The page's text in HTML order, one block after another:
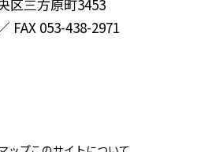
区三方原町3453
FAX 053-438-2971